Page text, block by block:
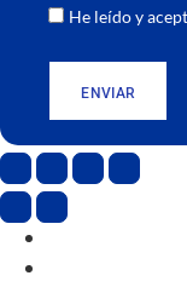
He leído y
ENVIAR